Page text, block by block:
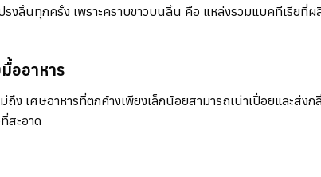
ลิ้นทุกครั้ง เพราะคราบขาวบนลิ้น คือ แหล่งรวมแบคทีเรียที่ผ
ออาหาร
ง เศษอาหารที่ตกค้างเพียงเล็กน้อยสามารถเน่าเปื่อยและส่งก
สะอาด